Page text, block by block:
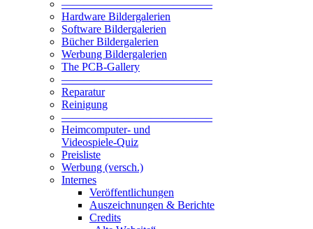
—————————————–
Hardware Bildergalerien
Software Bildergalerien
Bücher Bildergalerien
Werbung Bildergalerien
The PCB-Gallery
—————————————–
Reparatur
Reinigung
—————————————–
Heimcomputer- und
Videospiele-Quiz
Preisliste
Werbung (versch.)
Internes
Veröffentlichungen
Auszeichnungen & Berichte
Credits